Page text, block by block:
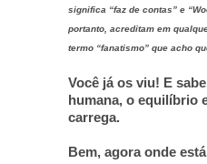
significa “faz de contas” e
portanto, acreditam em
termo “fanatismo” que acho
Você já os viu! E
humana, o equilíbrio
carrega.
Bem, agora onde